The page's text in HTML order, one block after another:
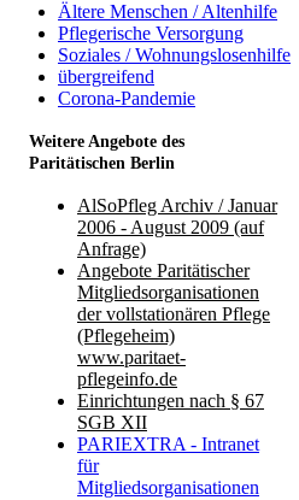
Ältere Menschen / Altenhilfe
Pflegerische Versorgung
Soziales / Wohnungslosenhilfe
übergreifend
Corona-Pandemie
Weitere Angebote des
Paritätischen Berlin
AlSoPfleg Archiv / Januar
2006 - August 2009 (auf
Anfrage)
Angebote Paritätischer
Mitgliedsorganisationen
der vollstationären Pflege
(Pflegeheim)
www.paritaet-
pflegeinfo.de
Einrichtungen nach § 67
SGB XII
PARIEXTRA - Intranet
für
Mitgliedsorganisationen